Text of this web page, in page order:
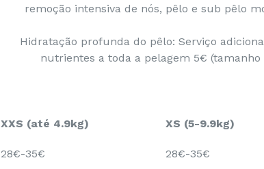
remoção intensiva de nós, pêlo e sub pêlo
Hidratação profunda do pêlo: Serviço
nutrientes a toda a pelagem 5€ (tamanho
XXS (até 4.9kg) XS (5-9.9kg)
28€-35€ 28€-35€